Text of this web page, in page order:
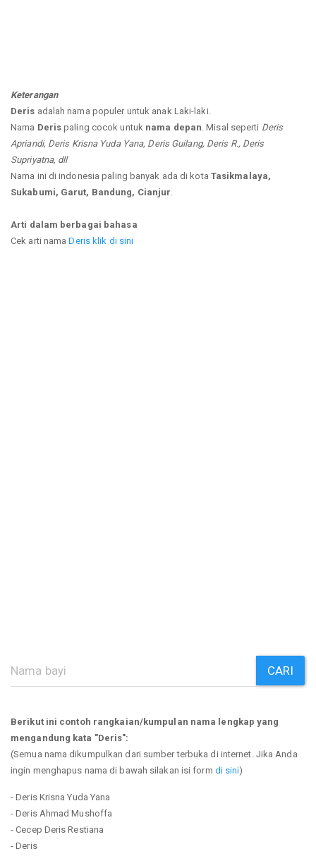
Keterangan
Deris adalah nama populer untuk anak Laki-laki.
Nama Deris paling cocok untuk nama depan . Misal seperti Deris
Apriandi, Deris Krisna Yuda Yana, Deris Guilang, Deris R., Deris
Supriyatna, dll
Nama ini di indonesia paling banyak ada di kota Tasikmalaya,
Sukabumi, Garut, Bandung, Cianjur
Arti dalam berbagai bahasa
Cek arti namaDeris klik di sini
CARI
Berikut ini contoh rangkaian/kumpulan nama lengkap yang
mengandung kata "Deris":
(Semua nama dikumpulkan dari sumber terbuka di internet. Jika Anda
ingin menghapus nama di bawah silakan isi form di sini)
- Deris Krisna Yuda Yana
- Deris Ahmad Mushoffa
- Cecep Deris Restiana
- Deris